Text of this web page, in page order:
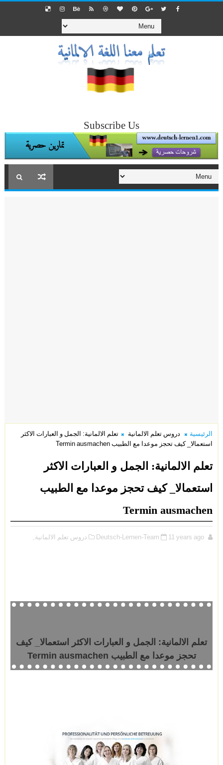
Subscribe Us
الرئيسية دروس تعلم الالمانية
تعلم الالمانية: الجمل و العبارات الاكثر
استعمالا_ كيف تحجز موعدا مع الطبيب Termin ausmachen
تعلم الالمانية: الجمل و العبارات الاكثر
استعمالا_ كيف تحجز موعدا مع الطبيب
Termin ausmachen
Deutsch-Lernen-Team 11 years ago دروس تعلم الالمانية,
تعلم الالمانية: الجمل و العبارات الاكثر استعمالا_ كيف
تحجز موعدا مع الطبيب Termin ausmachen